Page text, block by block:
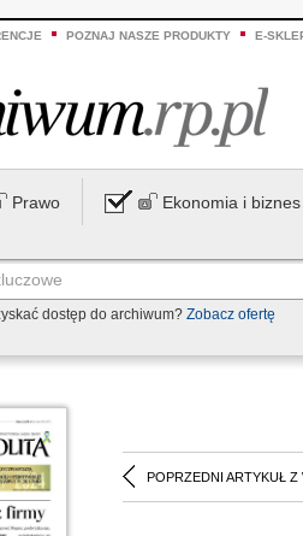
POZNAJ NASZE PRODUKTY E-
Prawo Ekonomia i biznes
dostęp do archiwum? Zobacz ofertę
POPRZEDNI ARTYKUŁ Z